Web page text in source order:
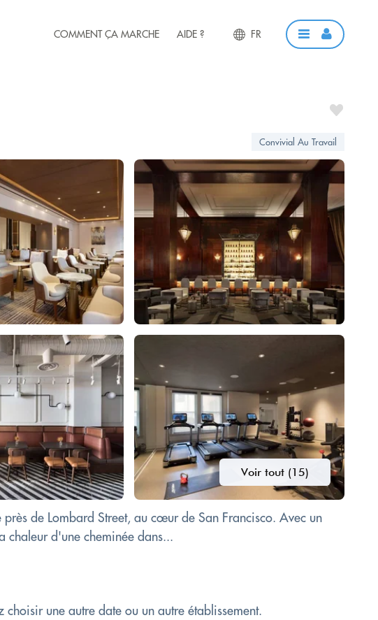
COMMENT ÇA MARCHE AIDE ? FR
Convivial Au Travail
Voir tout (15)
de Lombard Street, au cœur de San Francisco. Avec un
chaleur d'une cheminée dans...
une autre date ou un autre établissement.